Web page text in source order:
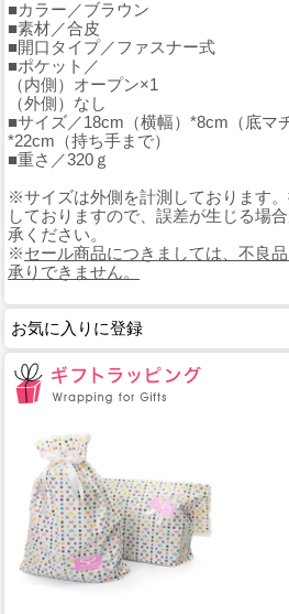
■カラー／ブラウン
■素材／合皮
■開口タイプ／ファスナー式
■ポケット／
（内側）オープン×1
（外側）なし
■サイズ／18cm（横幅）*8cm（底マ
*22cm（持ち手まで）
■重さ／320ｇ
※サイズは外側を計測しております
しておりますので、誤差が生じる場
承ください。
※セール商品につきましては、不良
承りできません。
お気に入りに登録